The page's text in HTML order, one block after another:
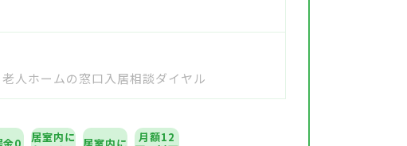
人ホームの窓口入居相談ダイヤル
居室内に
月額12